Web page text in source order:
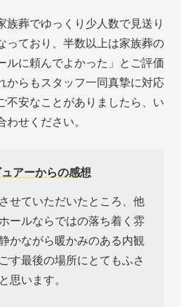
族葬でゆっくり少人数で見送り
っており、半数以上は家族葬の
ルに頼んでよかった」とご評価
からもスタッフ一同真摯に対応
不安なことがありましたら、い
せください。
アーからの感想
せていただいたところ、他
ールならではの落ち着く雰
かながら暖かみのある内観
す最後の場所にとてもふさ
思います。